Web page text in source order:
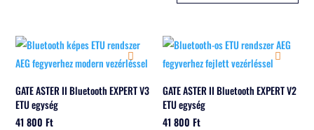
GATE ASTER II Bluetooth EXPERT V3
ETU egység
41 800Ft
GATE ASTER II Bluetooth EXPERT V2
ETU egység
41 800Ft